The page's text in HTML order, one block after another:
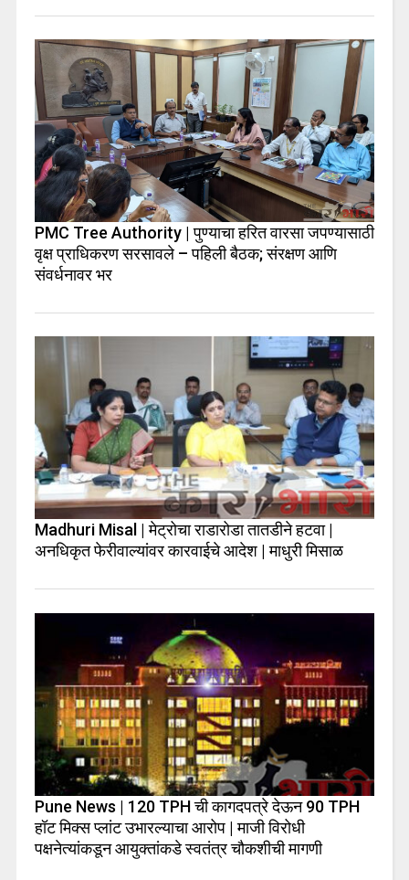
PMC Tree Authority | पुण्याचा हरित वारसा जपण्यासाठी
वृक्ष प्राधिकरण सरसावले – पहिली बैठक; संरक्षण आणि
संवर्धनावर भर
Madhuri Misal | मेट्रोचा राडारोडा तातडीने हटवा |
अनधिकृत फेरीवाल्यांवर कारवाईचे आदेश | माधुरी मिसाळ
Pune News | 120 TPH ची कागदपत्रे देऊन 90 TPH
हॉट मिक्स प्लांट उभारल्याचा आरोप | माजी विरोधी
पक्षनेत्यांकडून आयुक्तांकडे स्वतंत्र चौकशीची मागणी